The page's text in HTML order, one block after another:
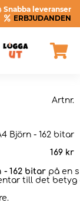
Snabba leveranser
ERBJUDANDEN
Artnr.
Björn - 162 bitar
169 kr
- 162 bitar på en
till det